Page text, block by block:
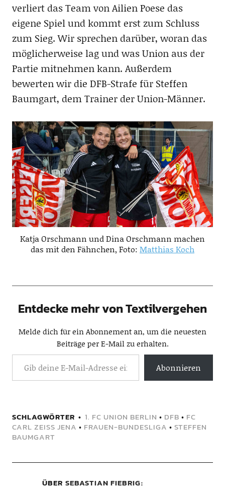
verliert das Team von Ailien Poese das
eigene Spiel und kommt erst zum Schluss
zum Sieg. Wir sprechen darüber, woran das
möglicherweise lag und was Union aus der
Partie mitnehmen kann. Außerdem
bewerten wir die DFB-Strafe für Steffen
Baumgart, dem Trainer der Union-Männer.
Katja Orschmann und Dina Orschmann machen
das mit den Fähnchen, Foto: Matthias Koch
Entdecke mehr von Textilvergehen
Melde dich für ein Abonnement an, um die neuesten
Beiträge per E-Mail zu erhalten.
Abonnieren
SCHLAGWÖRTER 1. FC UNION BERLIN • DFB • FC
CARL ZEISS JENA • FRAUEN-BUNDESLIGA • STEFFEN
BAUMGART
ÜBER SEBASTIAN FIEBRIG